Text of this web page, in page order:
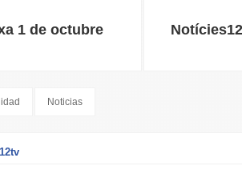
1 de octubre
Noticias
12tv